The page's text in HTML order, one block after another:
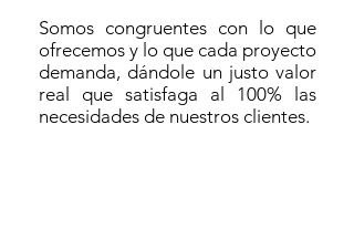
Somos congruentes con lo que
ofrecemos y lo que cada proyecto
demanda, dándole un justo valor
real que satisfaga al 100% las
necesidades de nuestros clientes.